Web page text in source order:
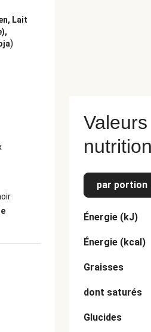
Lait
)
Valeurs
par portion
Énergie (kJ)
Énergie (kcal)
Graisses
dont saturés
Glucides